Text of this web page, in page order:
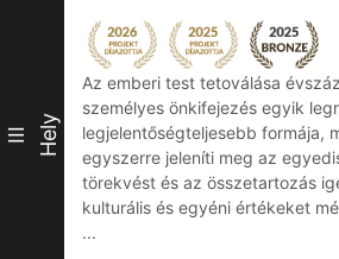
III Hely
Az emberi test tetoválása
személyes önkifejezés egyik
legjelentőségteljesebb formája,
egyszerre jeleníti meg az
törekvést és az összetartozás
kulturális és egyéni értékeket
...